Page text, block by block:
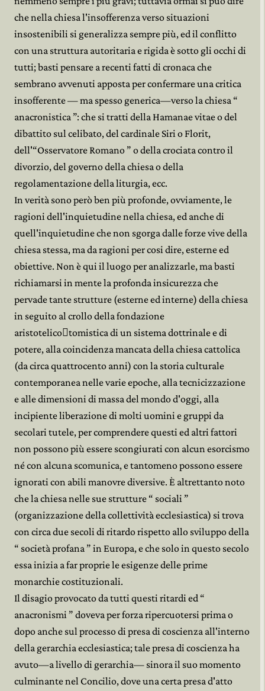
che nella chiesa l'insofferenza verso situazioni
insostenibili si generalizza sempre più, ed il conflitto
con una struttura autoritaria e rigida è sotto gli occhi di
tutti; basti pensare a recenti fatti di cronaca che
sembrano avvenuti apposta per confermare una critica
insofferente — ma spesso generica—verso la chiesa “
anacronistica ”: che si tratti della Hamanae vitae o del
dibattito sul celibato, del cardinale Siri o Florit,
dell'“Osservatore Romano ” o della crociata contro il
divorzio, del governo della chiesa o della
regolamentazione della liturgia, ecc.
In verità sono però ben più profonde, ovviamente, le
ragioni dell'inquietudine nella chiesa, ed anche di
quell'inquietudine che non sgorga dalle forze vive della
chiesa stessa, ma da ragioni per cosi dire, esterne ed
obiettive. Non è qui il luogo per analizzarle, ma basti
richiamarsi in mente la profonda insicurezza che
pervade tante strutture (esterne ed interne) della chiesa
in seguito al crollo della fondazione
aristotelico﷓tomistica di un sistema dottrinale e di
potere, alla coincidenza mancata della chiesa cattolica
(da circa quattrocento anni) con la storia culturale
contemporanea nelle varie epoche, alla tecnicizzazione
e alle dimensioni di massa del mondo d'oggi, alla
incipiente liberazione di molti uomini e gruppi da
secolari tutele, per comprendere questi ed altri fattori
non possono più essere scongiurati con alcun esorcismo
né con alcuna scomunica, e tantomeno possono essere
ignorati con abili manovre diversive. È altrettanto noto
che la chiesa nelle sue strutture “ sociali ”
(organizzazione della collettività ecclesiastica) si trova
con circa due secoli di ritardo rispetto allo sviluppo della
“ società profana ” in Europa, e che solo in questo secolo
essa inizia a far proprie le esigenze delle prime
monarchie costituzionali.
Il disagio provocato da tutti questi ritardi ed “
anacronismi ” doveva per forza ripercuotersi prima o
dopo anche sul processo di presa di coscienza all'interno
della gerarchia ecclesiastica; tale presa di coscienza ha
avuto—a livello di gerarchia— sinora il suo momento
culminante nel Concilio, dove una certa presa d'atto